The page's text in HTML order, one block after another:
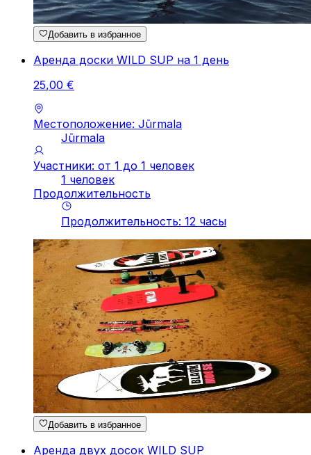
Добавить в избранное
Аренда доски WILD SUP на 1 день
25,00 €
Местоположение: Jūrmala
Jūrmala
Участники: от 1 до 1 человек
1 человек
Продолжительность
Продолжительность: 12 часы
Добавить в избранное
Аренда двух досок WILD SUP